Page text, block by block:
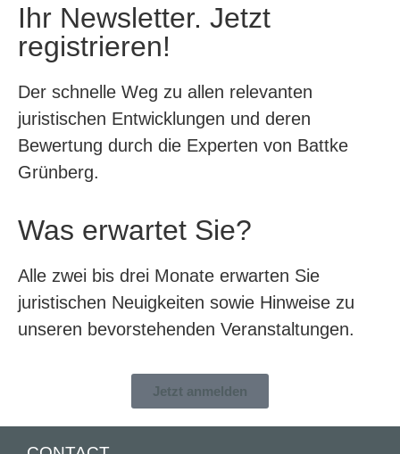
Ihr Newsletter. Jetzt
registrieren!
Der schnelle Weg zu allen relevanten
juristischen Entwicklungen und deren
Bewertung durch die Experten von Battke
Grünberg.
Was erwartet Sie?
Alle zwei bis drei Monate erwarten Sie
juristischen Neuigkeiten sowie Hinweise zu
unseren bevorstehenden Veranstaltungen.
Jetzt anmelden